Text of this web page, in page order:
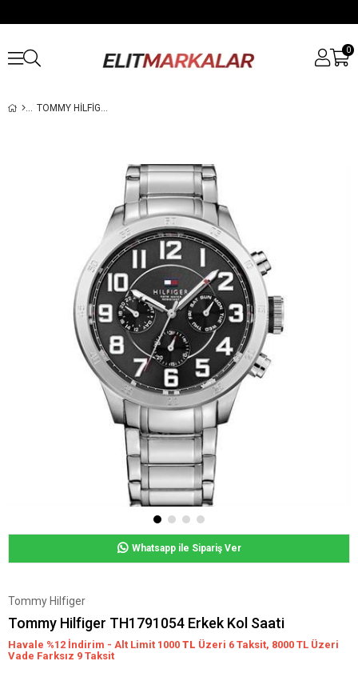
0
TOMMY HILFIGER TH1791054 ERKEK KOL SAATI
Whatsapp ile Sipariş Ver
Tommy Hilfiger
Tommy Hilfiger TH1791054 Erkek Kol Saati
Havale %12 İndirim - Alt Limit 1000 TL Üzeri 6 Taksit, 8000 TL Üzeri
Vade Farksız 9 Taksit